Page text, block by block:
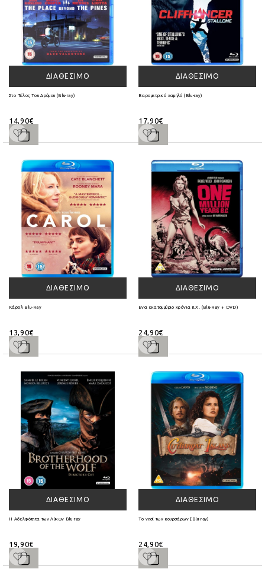
ΔΙΑΘΈΣΙΜΟ
Στο Τέλος Του Δρόμου (Blu-ray)
14,90€
ΔΙΑΘΈΣΙΜΟ
Βαρομετρικό χαμηλό (Blu-ray)
17,90€
ΔΙΑΘΈΣΙΜΟ
Κάρολ Blu-Ray
13,90€
ΔΙΑΘΈΣΙΜΟ
Ενα εκατομμύριο χρόνια π.Χ. (Blu-Ray + DVD)
24,90€
ΔΙΑΘΈΣΙΜΟ
Η Αδελφότητα των Λύκων Blu-ray
19,90€
ΔΙΑΘΈΣΙΜΟ
Το νησί των κουρσάρων [Blu-ray]
24,90€